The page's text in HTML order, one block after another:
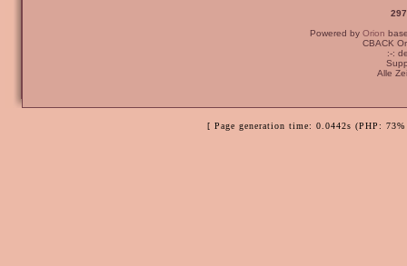
Powered by Orion
CBACK
:-:
Alle
[ Page generation time: 0.0442s (PHP: